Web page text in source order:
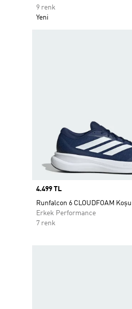
9 renk
Yeni
Price
4.499 TL
Runfalcon 6 CLOUDFOAM Koşu
Erkek Performance
7 renk